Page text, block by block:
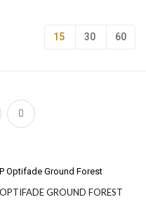
15 30 60
GROUND FOREST